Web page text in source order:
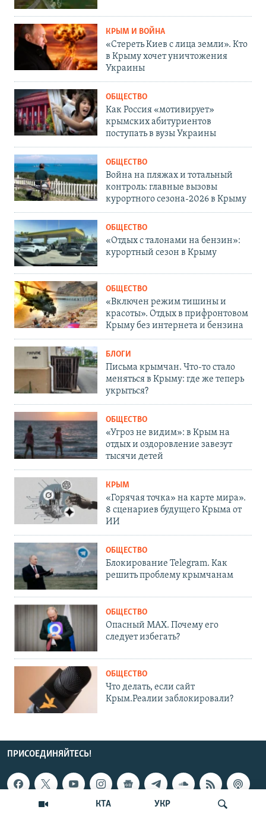
КТА УКР
КРЫМ И ВОЙНА
«Стереть Киев с лица земли». Кто
в Крыму хочет уничтожения
Украины
ОБЩЕСТВО
Как Россия «мотивирует»
крымских абитуриентов
поступать в вузы Украины
ОБЩЕСТВО
Война на пляжах и тотальный
контроль: главные вызовы
курортного сезона-2026 в Крыму
ОБЩЕСТВО
«Отдых с талонами на бензин»:
курортный сезон в Крыму
ОБЩЕСТВО
«Включен режим тишины и
красоты». Отдых в прифронтовом
Крыму без интернета и бензина
БЛОГИ
Письма крымчан. Что-то стало
меняться в Крыму: где же теперь
укрыться?
ОБЩЕСТВО
«Угроз не видим»: в Крым на
отдых и оздоровление завезут
тысячи детей
КРЫМ
«Горячая точка» на карте мира».
8 сценариев будущего Крыма от
ИИ
ОБЩЕСТВО
Блокирование Telegram. Как
решить проблему крымчанам
ОБЩЕСТВО
Опасный MAX. Почему его
следует избегать?
ОБЩЕСТВО
Что делать, если сайт
Крым.Реалии заблокировали?
ПРИСОЕДИНЯЙТЕСЬ!